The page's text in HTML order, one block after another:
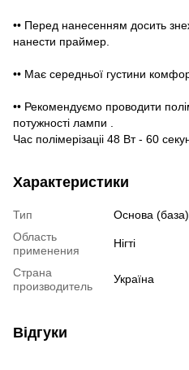
•• Перед нанесенням досить
нанести праймер.
•• Має середньої густини
•• Рекомендуємо проводити
потужності лампи .
Час полімерізаціі 48 Вт - 60
Характеристики
Тип
Основа (база)
Область
применения
Нігті
Страна
производитель
Україна
Відгуки